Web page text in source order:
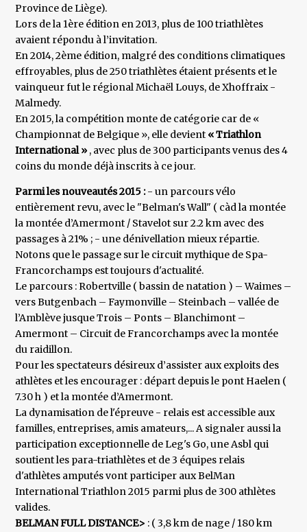
Province de Liège).
Lors de la 1ère édition en 2013, plus de 100 triathlètes
avaient répondu à l’invitation.
En 2014, 2ème édition, malgré des conditions climatiques
effroyables, plus de 250 triathlètes étaient présents et le
vainqueur fut le régional Michaël Louys, de Xhoffraix -
Malmedy.
En 2015, la compétition monte de catégorie car de «
Championnat de Belgique », elle devient « Triathlon
International » , avec plus de 300 participants venus des 4
coins du monde déjà inscrits à ce jour.
Parmi les nouveautés 2015 :- un parcours vélo
entièrement revu, avec le "Belman's Wall" ( càd la montée
la montée d’Amermont / Stavelot sur 2.2 km avec des
passages à 21% ; - une dénivellation mieux répartie.
Notons que le passage sur le circuit mythique de Spa-
Francorchamps est toujours d'actualité.
Le parcours : Robertville ( bassin de natation ) – Waimes –
vers Butgenbach – Faymonville – Steinbach – vallée de
l’Amblève jusque Trois – Ponts – Blanchimont –
Amermont – Circuit de Francorchamps avec la montée
du raidillon.
Pour les spectateurs désireux d’assister aux exploits des
athlètes et les encourager : départ depuis le pont Haelen (
7.30 h ) et la montée d’Amermont.
La dynamisation de l'épreuve - relais est accessible aux
familles, entreprises, amis amateurs,... A signaler aussi la
participation exceptionnelle de Leg's Go, une Asbl qui
soutient les para-triathlètes et de 3 équipes relais
d'athlètes amputés vont participer aux BelMan
International Triathlon 2015 parmi plus de 300 athlètes
valides.
BELMAN FULL DISTANCE> : ( 3,8 km de nage / 180 km